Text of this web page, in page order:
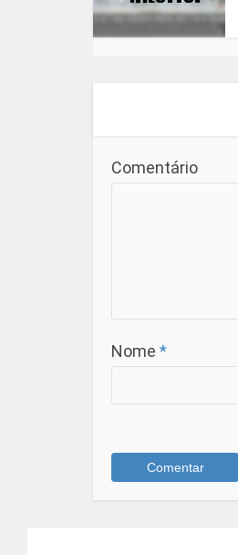
Comentário
Nome *